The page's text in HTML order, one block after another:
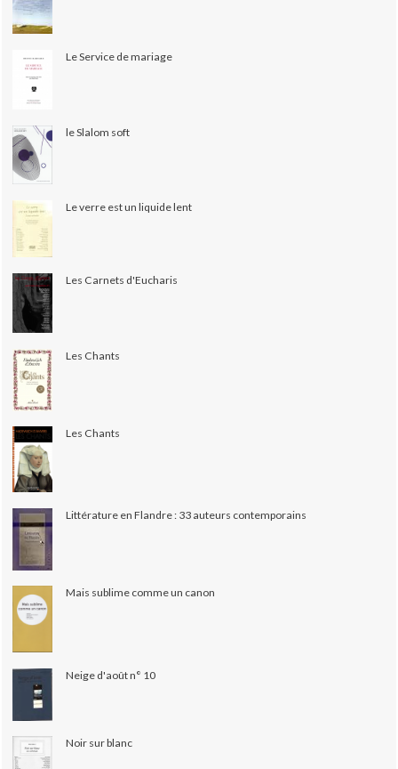
Le Service de mariage
le Slalom soft
Le verre est un liquide lent
Les Carnets d'Eucharis
Les Chants
Les Chants
Littérature en Flandre : 33 auteurs contemporains
Mais sublime comme un canon
Neige d'août n° 10
Noir sur blanc